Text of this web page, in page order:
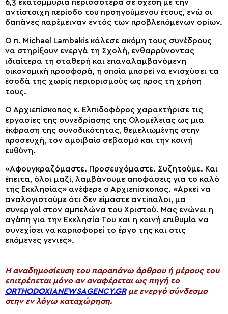
6,3 εκατομμύρια περισσότερα σε σχέση με την
αντίστοιχη περίοδο του προηγούμενου έτους, ενώ οι
δαπάνες παρέμειναν εντός των προβλεπόμενων ορίων.
Ο π. Michael Lambakis κάλεσε ακόμη τους συνέδρους
να στηρίξουν ενεργά τη Σχολή, ενθαρρύνοντας
ιδιαίτερα τη σταθερή και επαναλαμβανόμενη
οικονομική προσφορά, η οποία μπορεί να ενισχύσει τα
έσοδά της χωρίς περιορισμούς ως προς τη χρήση
τους.
Ο Αρχιεπίσκοπος κ. Ελπιδοφόρος χαρακτήρισε τις
εργασίες της συνεδρίασης της Ολομέλειας ως μια
έκφραση της συνοδικότητας, θεμελιωμένης στην
προσευχή, τον αμοιβαίο σεβασμό και την κοινή
ευθύνη.
«Αφουγκραζόμαστε. Προσευχόμαστε. Συζητούμε. Και
έπειτα, όλοι μαζί, λαμβάνουμε αποφάσεις για το καλό
της Εκκλησίας» ανέφερε ο Αρχιεπίσκοπος. «Αρκεί να
αναλογιστούμε ότι δεν είμαστε αντίπαλοι, μα
συνεργοί στον αμπελώνα του Χριστού. Μας ενώνει η
αγάπη για την Εκκλησία Του και η κοινή επιθυμία να
συνεχίσει να καρποφορεί το έργο της και στις
επόμενες γενιές».
H αναδημοσίευση του παραπάνω άρθρου ή μέρους του
επιτρέπεται μόνο αν αναφέρεται ως πηγή το
ORTHODOXIANEWSAGENCY.GRμε ενεργό σύνδεσμο
στην εν λόγω καταχώρηση.